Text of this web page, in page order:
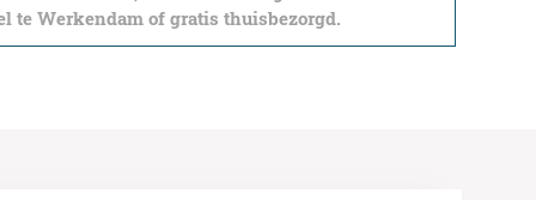
te Werkendam of gratis thuisbezorgd.